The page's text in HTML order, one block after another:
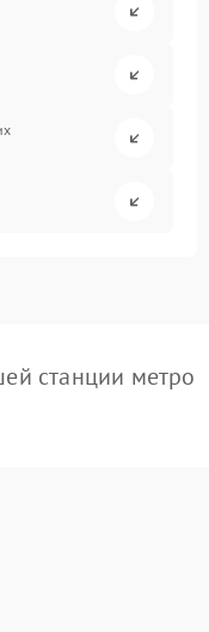
станции метро